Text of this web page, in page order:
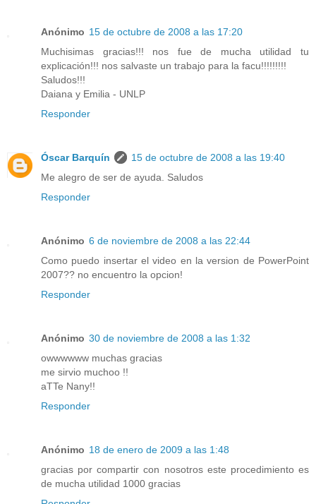
Anónimo 15 de octubre de 2008 a las 17:20
Muchisimas gracias!!! nos fue de mucha utilidad tu
explicación!!! nos salvaste un trabajo para la facu!!!!!!!!!
Saludos!!!
Daiana y Emilia - UNLP
Responder
Óscar Barquín
15 de octubre de 2008 a las 19:40
Me alegro de ser de ayuda. Saludos
Responder
Anónimo 6 de noviembre de 2008 a las 22:44
Como puedo insertar el video en la version de PowerPoint
2007?? no encuentro la opcion!
Responder
Anónimo 30 de noviembre de 2008 a las 1:32
owwwwww muchas gracias
me sirvio muchoo !!
aTTe Nany!!
Responder
Anónimo 18 de enero de 2009 a las 1:48
gracias por compartir con nosotros este procedimiento es
de mucha utilidad 1000 gracias